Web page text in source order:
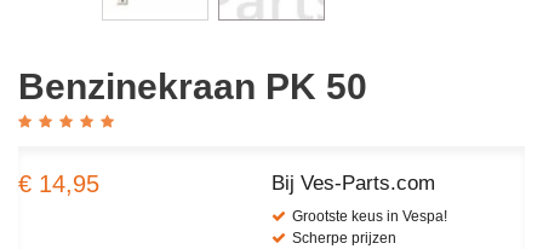
Benzinekraan PK 50
€ 14,95 Bij Ves-Parts.com
Grootste keus in Vespa!
Scherpe prijzen